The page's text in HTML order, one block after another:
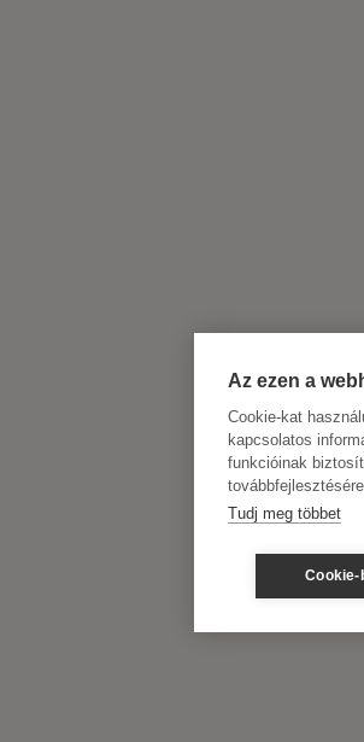
Az ezen a
Cookie-kat
kapcsolatos
funkcióinak
Tudj meg többet